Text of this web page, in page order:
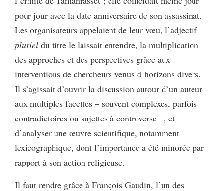
pour jour avec la date anniversaire de son assassinat.
Les organisateurs appelaient de leur vœu, l’adjectif
pluriel du titre le laissait entendre, la multiplication
des approches et des perspectives grâce aux
interventions de chercheurs venus d’horizons divers.
Il s’agissait d’ouvrir la discussion autour d’un auteur
aux multiples facettes – souvent complexes, parfois
contradictoires ou sujettes à controverse –, et
d’analyser une œuvre scientifique, notamment
lexicographique, dont l’importance a été minorée par
rapport à son action religieuse.
Il faut rendre grâce à François Gaudin, l’un des